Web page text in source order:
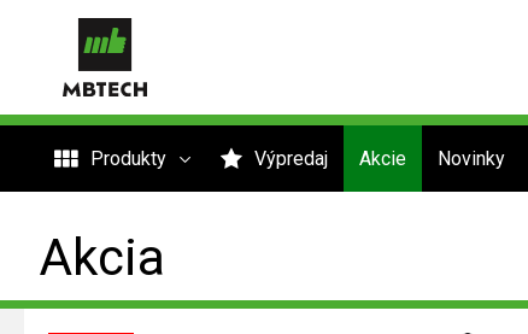
Produkty Výpredaj Akcie Novinky
Akcia